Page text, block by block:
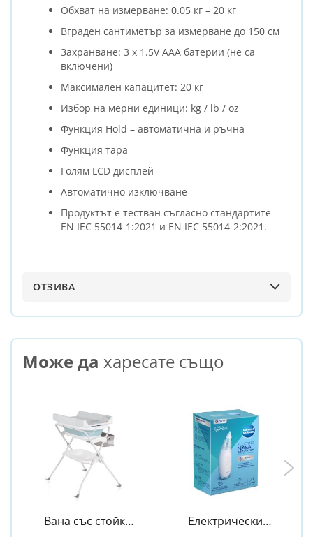
Обхват на измерване: 0.05 кг – 20 кг
Вграден сантиметър за измерване до 150 см
Захранване: 3 x 1.5V AAA батерии (не са
включени)
Максимален капацитет: 20 кг
Избор на мерни единици: kg / lb / oz
Функция Hold – автоматична и ръчна
Функция тара
Голям LCD дисплей
Автоматично изключване
Продуктът е тестван съгласно стандартите
EN IEC 55014-1:2021 и EN IEC 55014-2:2021.
ОТЗИВА
Може да харесате също
Вана със стойка
Електрически